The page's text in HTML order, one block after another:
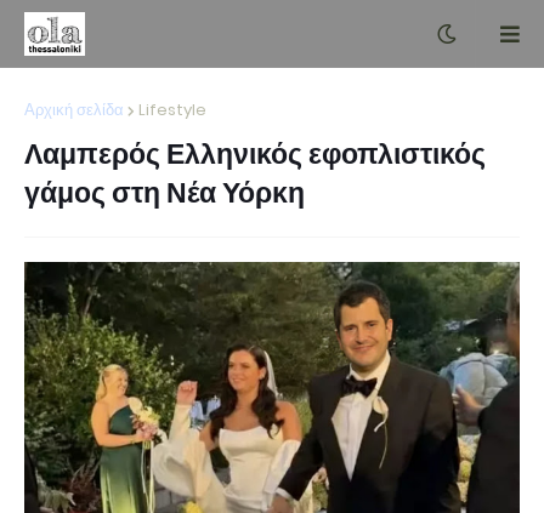
Αρχική σελίδα Lifestyle
Λαμπερός Ελληνικός εφοπλιστικός
γάμος στη Νέα Υόρκη